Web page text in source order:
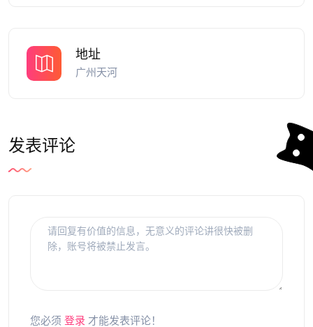
地址
广州天河
发表评论
您必须 登录 才能发表评论！